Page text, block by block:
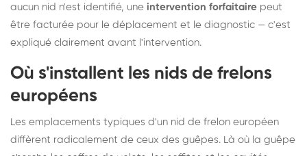
aucun nid n'est identifié, une intervention forfaitaire peut
être facturée pour le déplacement et le diagnostic — c'est
expliqué clairement avant l'intervention.
Où s'installent les nids de frelons
européens
Les emplacements typiques d'un nid de frelon européen
diffèrent radicalement de ceux des guêpes. Là où la guêpe